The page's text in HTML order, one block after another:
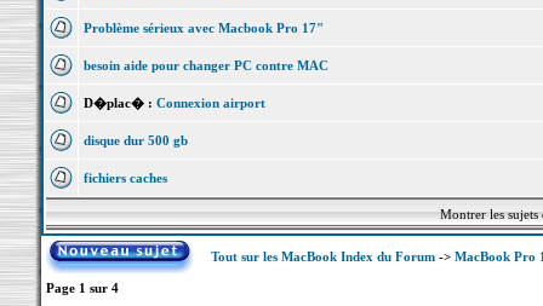
Problème sérieux avec Macbook Pro 17"
besoin aide pour changer PC contre MAC
D�plac� : Connexion airport
disque dur 500 gb
fichiers caches
Montrer les
Tout sur les MacBook Index du Forum-> MacBook Pro
Page 1 sur 4